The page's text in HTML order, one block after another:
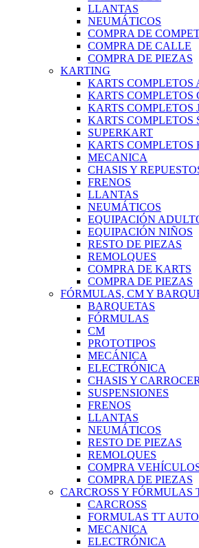
LLANTAS
NEUMÁTICOS
COMPRA DE
COMPRA DE CALLE
COMPRA DE PIEZAS
KARTING
KARTS COMPLETOS
KARTS COMPLETOS
KARTS COMPLETOS
KARTS COMPLETOS
SUPERKART
KARTS COMPLETOS
MECANICA
CHASIS Y
FRENOS
LLANTAS
NEUMÁTICOS
EQUIPACIÓN
EQUIPACIÓN NIÑOS
RESTO DE PIEZAS
REMOLQUES
COMPRA DE KARTS
COMPRA DE PIEZAS
FÓRMULAS, CM Y
BARQUETAS
FÓRMULAS
CM
PROTOTIPOS
MECÁNICA
ELECTRÓNICA
CHASIS Y
SUSPENSIONES
FRENOS
LLANTAS
NEUMÁTICOS
RESTO DE PIEZAS
REMOLQUES
COMPRA
COMPRA DE PIEZAS
CARCROSS Y FÓRMULAS
CARCROSS
FORMULAS TT
MECANICA
ELECTRÓNICA